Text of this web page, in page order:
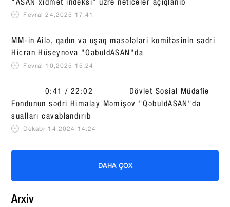
Fevral 24,2025 17:41
MM-in Ailə, qadın və uşaq məsələləri komitəsinin sədri
Hicran Hüseynova "QəbuldASAN"da
Fevral 10,2025 15:24
0:41 / 22:02 Dövlət Sosial Müdafiə
Fondunun sədri Himalay Məmişov "QəbuldASAN"da
sualları cavablandırıb
Dekabr 14,2024 14:24
DAHA ÇOX
Arxiv